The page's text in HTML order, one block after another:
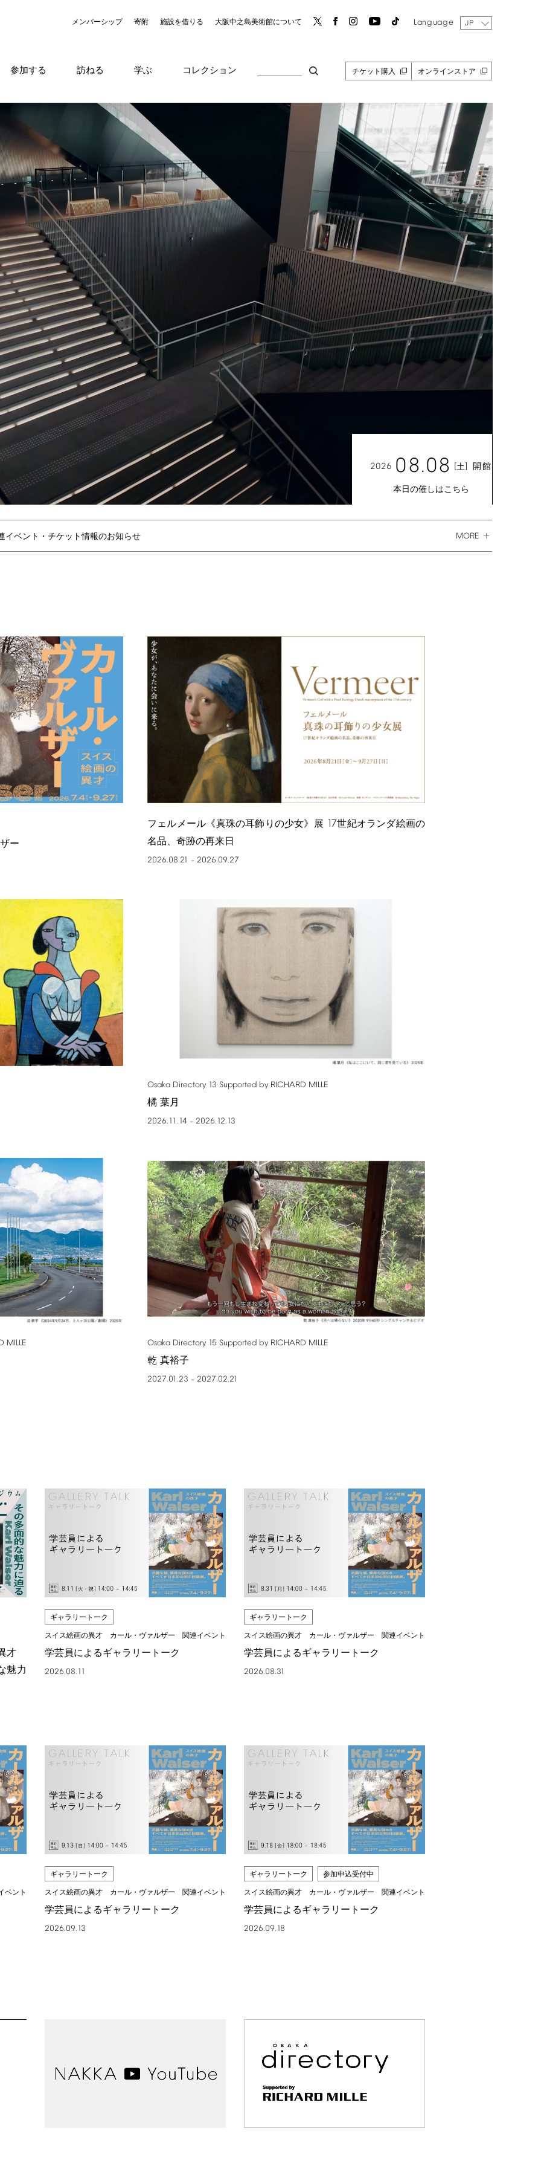
メンバーシップ 寄附 施設を借りる 大阪中之島美術館について Language JP
参加する 訪ねる 学ぶ コレクション チケット購入 オンラインストア
2026 08.08 [土] 開館
本日の催しはこちら
イベント・チケット情報のお知らせ MORE
ー
フェルメール《真珠の耳飾りの少女》展 17世紀オランダ絵画の
名品、奇跡の再来日
2026.08.21 – 2026.09.27
Osaka Directory 13 Supported by RICHARD MILLE
橘 葉月
2026.11.14 – 2026.12.13
MILLE Osaka Directory 15 Supported by RICHARD MILLE
乾 真裕子
2027.01.23 – 2027.02.21
才
魅力
ギャラリートーク
スイス絵画の異才 カール・ヴァルザー 関連イベント
学芸員によるギャラリートーク
2026.08.11
ギャラリートーク
スイス絵画の異才 カール・ヴァルザー 関連イベント
学芸員によるギャラリートーク
2026.08.31
ベント
ギャラリートーク
スイス絵画の異才 カール・ヴァルザー 関連イベント
学芸員によるギャラリートーク
2026.09.13
ギャラリートーク 参加申込受付中
スイス絵画の異才 カール・ヴァルザー 関連イベント
学芸員によるギャラリートーク
2026.09.18